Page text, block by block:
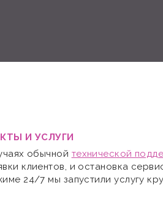
И УСЛУГИ
обычной технической
клиентов, и остановка
24/7 мы запустили услугу